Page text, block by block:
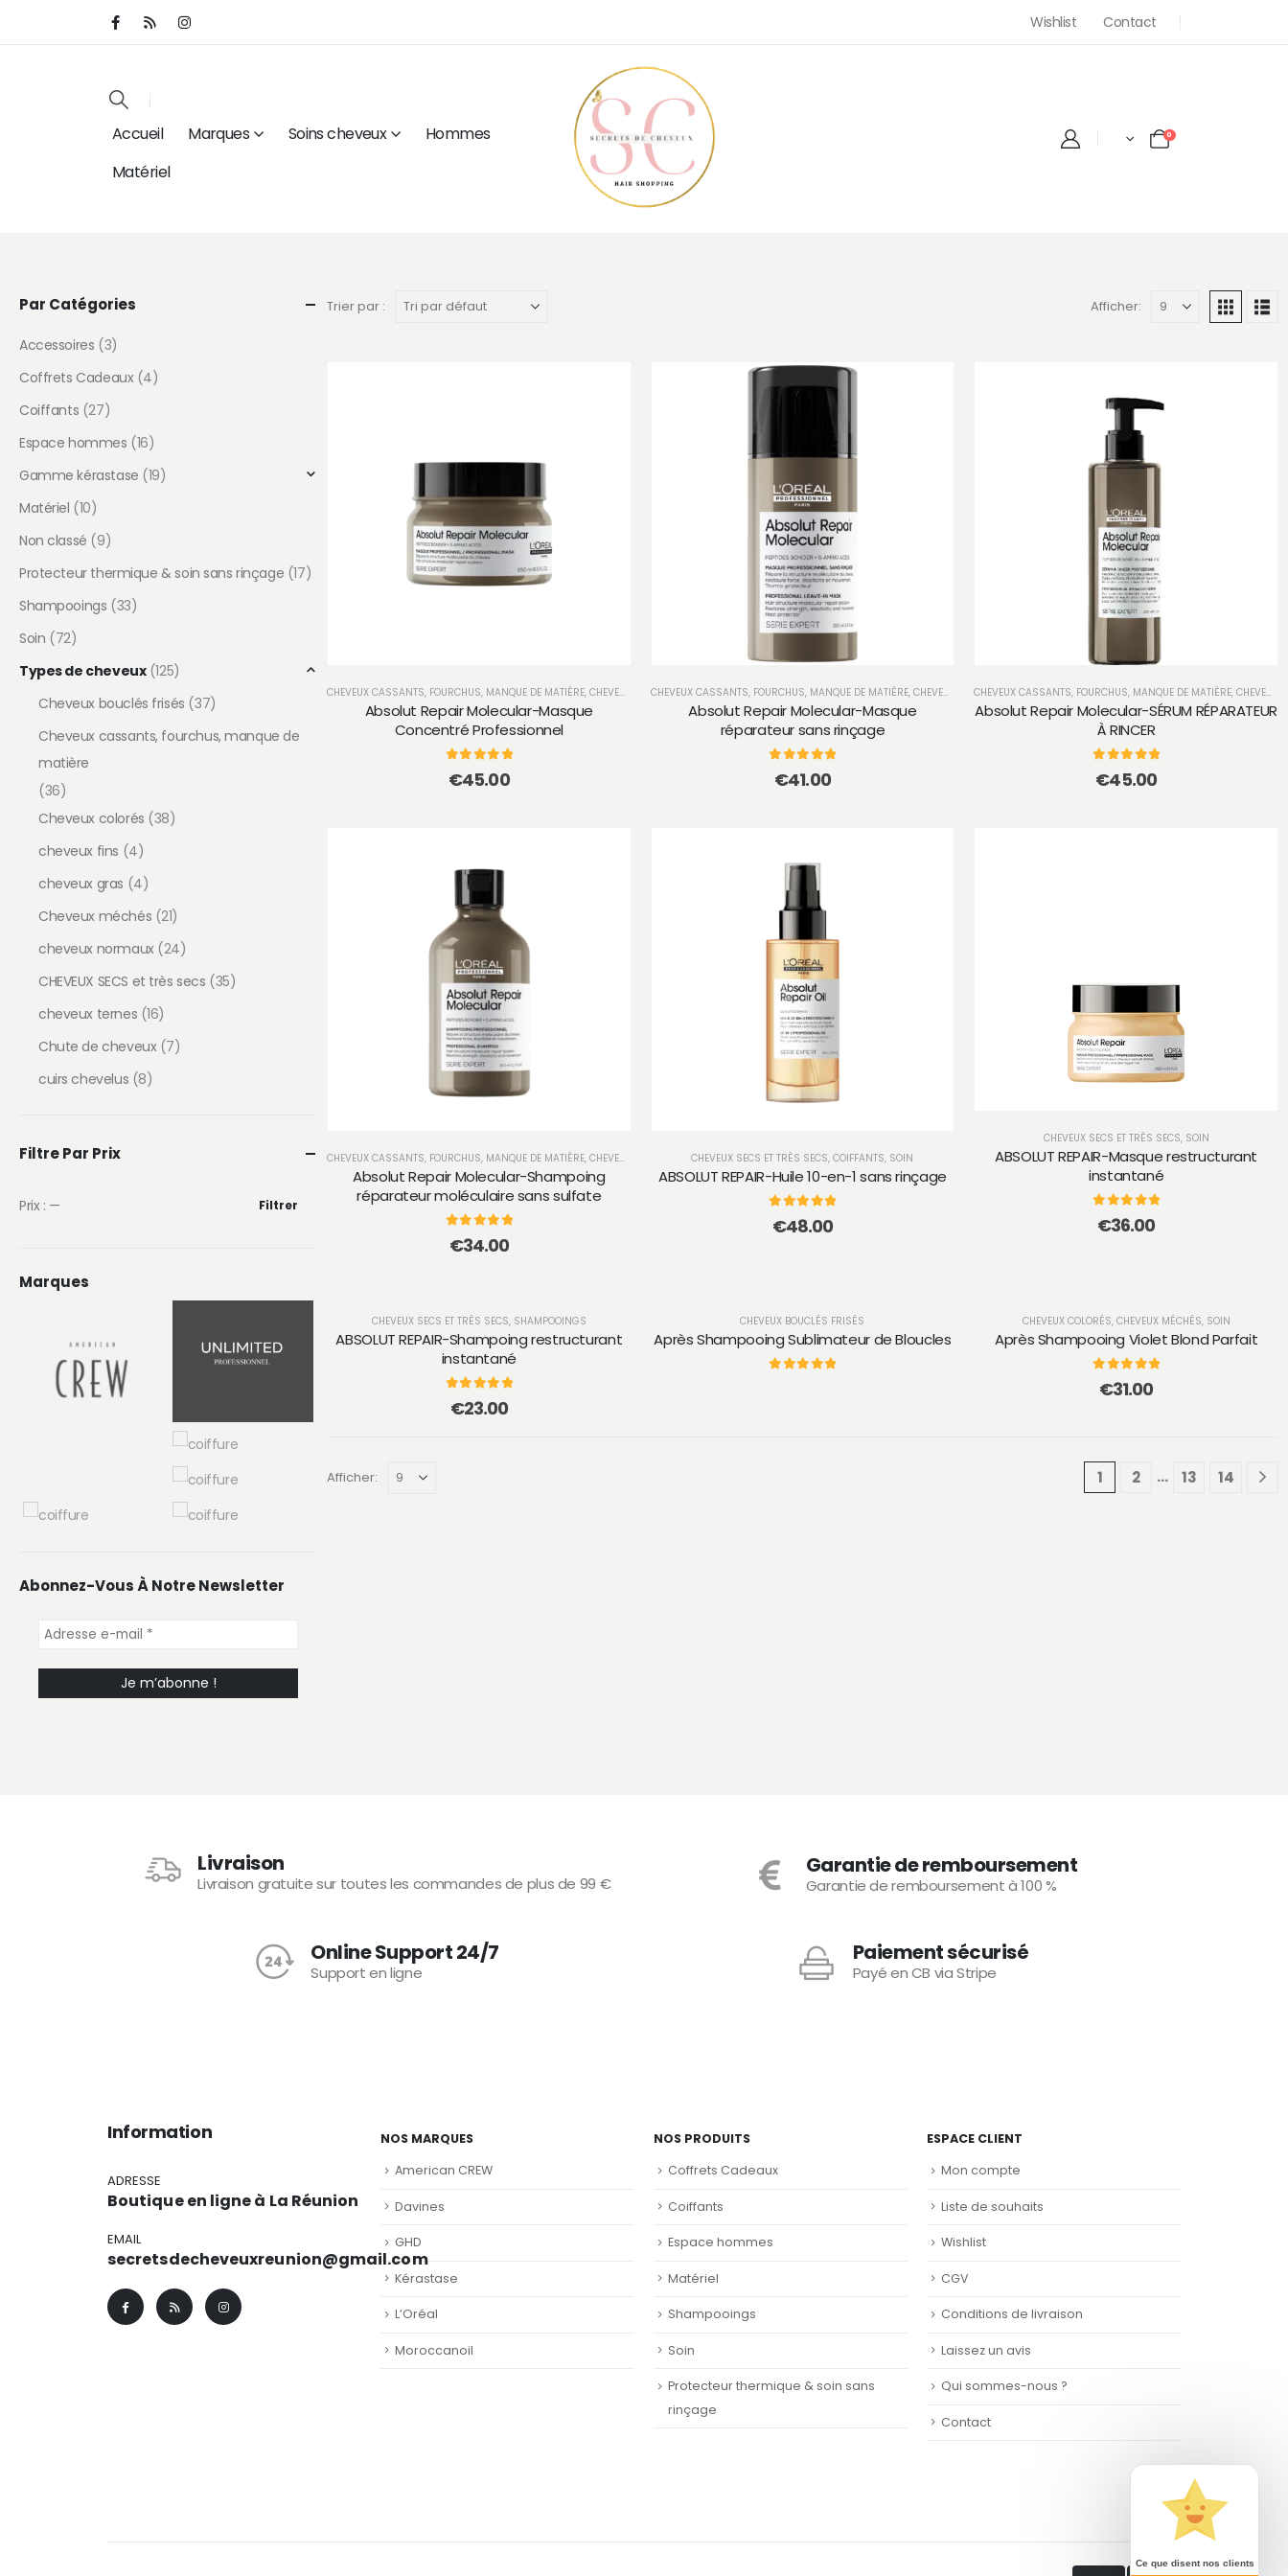
Wishlist Contact
Accueil Marques Soins cheveux
Hommes
Matériel
0
Trier par : Afficher:
CHEVEUX CASSANTS, FOURCHUS, MANQUE DE MATIÈRE, CHEVEUX SECS ET TRÈS SECS ,SOIN
Absolut Repair Molecular-Masque
Concentré Professionnel
sur 5
€45.00
CHEVEUX CASSANTS, FOURCHUS, MANQUE DE MATIÈRE, CHEVEUX SECS ET TRÈS SECS ,SOIN
Absolut Repair Molecular-Masque
réparateur sans rinçage
sur 5
€41.00
CHEVEUX CASSANTS, FOURCHUS, MANQUE DE MATIÈRE,CHEVEUX SECS ET TRÈS SECS
Absolut Repair Molecular-SÉRUM RÉPARATEUR
À RINCER​
sur 5
€45.00
CHEVEUX CASSANTS, FOURCHUS, MANQUE DE MATIÈRE, CHEVEUX SECS ET TRÈS SECS ,SHAMPOOINGS
Absolut Repair Molecular-Shampoing
réparateur moléculaire sans sulfate
sur 5
€34.00
CHEVEUX SECS ET TRÈS SECS,COIFFANTS, SOIN
ABSOLUT REPAIR-Huile 10-en-1 sans rinçage
sur 5
€48.00
CHEVEUX SECS ET TRÈS SECS, SOIN
ABSOLUT REPAIR-Masque restructurant
instantané
sur 5
€36.00
CHEVEUX SECS ET TRÈS SECS, SHAMPOOINGS
ABSOLUT REPAIR-Shampoing restructurant
instantané
sur 5
€23.00
CHEVEUX BOUCLÉS FRISÉS
Après Shampooing Sublimateur de Bloucles
CHEVEUX COLORÉS, CHEVEUX MÉCHÉS, SOIN
Après Shampooing Violet Blond Parfait
sur 5
€31.00
Afficher: 1 2 … 13 14
Par Catégories
Accessoires (3)
Coffrets Cadeaux (4)
Coiffants (27)
Espace hommes (16)
Gamme kérastase (19)
Matériel (10)
Non classé (9)
Protecteur thermique & soin sans rinçage (17)
Shampooings (33)
Soin (72)
Types de cheveux (125)
Cheveux bouclés frisés (37)
Cheveux cassants, fourchus, manque de
matière
(36)
Cheveux colorés (38)
cheveux fins (4)
cheveux gras (4)
Cheveux méchés (21)
cheveux normaux (24)
CHEVEUX SECS et très secs (35)
cheveux ternes (16)
Chute de cheveux (7)
cuirs chevelus (8)
Filtre Par Prix
Filtrer
Prix : —
Marques
Abonnez-Vous À Notre Newsletter
Livraison
Livraison gratuite sur toutes les commandes de plus de 99 €
Garantie de remboursement
Garantie de remboursement à 100 %
Online Support 24/7
Support en ligne
Paiement sécurisé
Payé en CB via Stripe
Information
ADRESSE
Boutique en ligne à La Réunion
EMAIL
secretsdecheveuxreunion@gmail.com
NOS MARQUES
American CREW
Davines
GHD
Kérastase
L’Oréal
Moroccanoil
NOS PRODUITS
Coffrets Cadeaux
Coiffants
Espace hommes
Matériel
Shampooings
Soin
Protecteur thermique & soin sans
rinçage
ESPACE CLIENT
Mon compte
Liste de souhaits
Wishlist
CGV
Conditions de livraison
Laissez un avis
Qui sommes-nous ?
Contact
Ce que disent nos clients